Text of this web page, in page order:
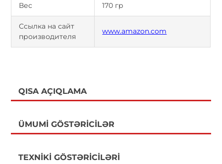
Вес 170 гр
Ссылка на сайт
производителя
www.amazon.com
QISA AÇIQLAMA
ÜMUMI GÖSTƏRICILƏR
TEXNIKI GÖSTƏRICILƏRI